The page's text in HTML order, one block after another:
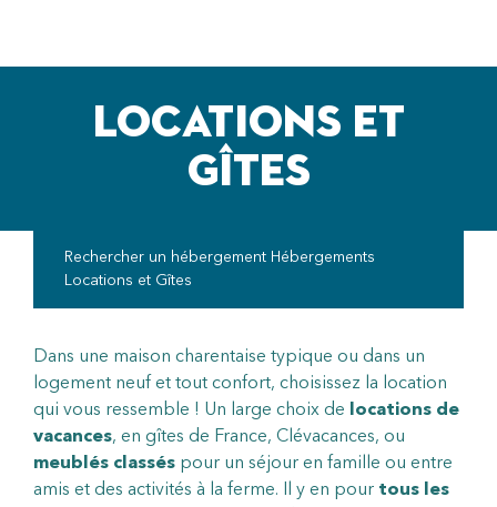
LOCATIONS ET
GÎTES
Rechercher un hébergement Hébergements
Locations et Gîtes
Dans une maison charentaise typique ou dans un
logement neuf et tout confort, choisissez la location
qui vous ressemble ! Un large choix de
locations de
vacances, en gîtes de France, Clévacances, ou
meublés classés pour un séjour en famille ou entre
amis et des activités à la ferme. Il y en pour tous les